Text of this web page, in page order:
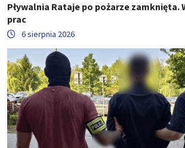
Pływalnia Rataje po pożarze zamknięta.
prac
6 sierpnia 2026